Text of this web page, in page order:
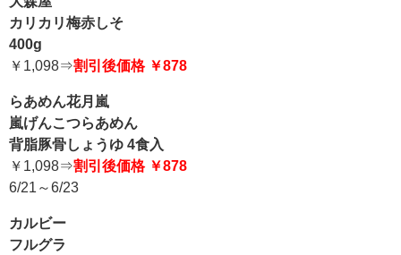
カリカリ梅赤しそ
400g
￥1,098⇒割引後価格 ￥878
らあめん花月嵐
嵐げんこつらあめん
背脂豚骨しょうゆ 4食入
￥1,098⇒割引後価格 ￥878
6/21～6/23
カルビー
フルグラ